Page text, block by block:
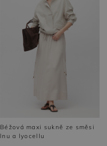
Béžová maxi sukně ze směsi
lnu a lyocellu